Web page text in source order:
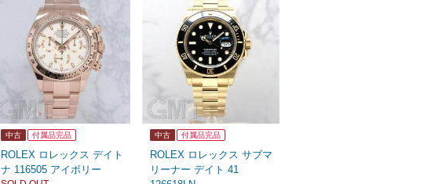
中古 付属品完品
ROLEX ロレックス デイト
ナ 116505 アイボリー
中古 付属品完品
ROLEX ロレックス サブマ
リーナー デイト 41